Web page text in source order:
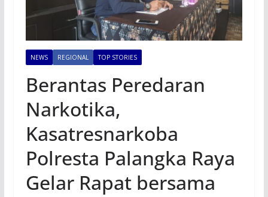
NEWS REGIONAL TOP STORIES
Berantas Peredaran
Narkotika,
Kasatresnarkoba
Polresta Palangka Raya
Gelar Rapat bersama